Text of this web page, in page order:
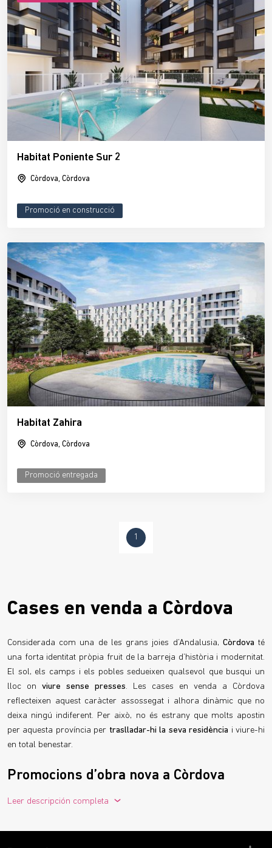
Habitat Poniente Sur 2
Còrdova, Còrdova
Promoció en construcció
Habitat Zahira
Còrdova, Còrdova
Promoció entregada
1
Cases en venda a Còrdova
Considerada com una de les grans joies d’Andalusia, Còrdova té
una forta identitat pròpia fruit de la barreja d’història i modernitat.
El sol, els camps i els pobles sedueixen qualsevol que busqui un
lloc on viure sense presses. Les cases en venda a Còrdova
reflecteixen aquest caràcter assossegat i alhora dinàmic que no
deixa ningú indiferent. Per això, no és estrany que molts apostin
per aquesta província per traslladar-hi la seva residència i viure-hi
en total benestar.
Promocions d’obra nova a Còrdova
Les promocions d’obra nova a Còrdova ofereixen solucions
Leer descripción completa